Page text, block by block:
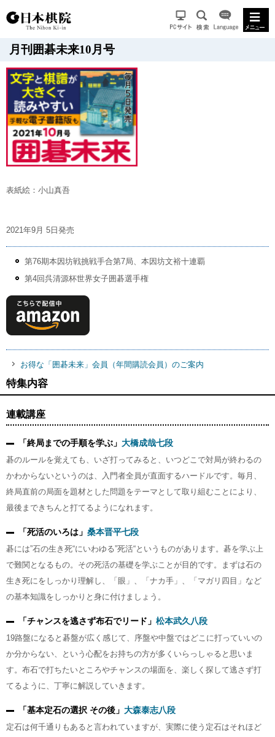
月刊囲碁未来10月号
表紙絵：小山真吾
2021年9月 5日発売
第76期本因坊戦挑戦手合第7局、本因坊文裕十連覇
第4回呉清源杯世界女子囲碁選手権
お得な「囲碁未来」会員（年間購読会員）のご案内
特集内容
連載講座
「終局までの手順を学ぶ」 大橋成哉七段
碁のルールを覚えても、いざ打ってみると、いつどこで対局が終わるの
かわからないというのは、入門者全員が直面するハードルです。毎月、
終局直前の局面を題材とした問題をテーマとして取り組むことにより、
最後まできちんと打てるようになれます。
「死活のいろは」 桑本晋平七段
碁には”石の生き死“にいわゆる”死活“というものがあります。碁を学ぶ上
で難関となるもの。その死活の基礎を学ぶことが目的です。まずは石の
生き死にをしっかり理解し、「眼」、「ナカ手」、「マガリ四目」など
の基本知識をしっかりと身に付けましょう。
「チャンスを逃さず布石でリード」 松本武久八段
19路盤になると碁盤が広く感じて、序盤や中盤ではどこに打っていいの
か分からない、という心配をお持ちの方が多くいらっしゃると思いま
す。布石で打ちたいところやチャンスの場面を、楽しく探して逃さず打
てるように、丁寧に解説していきます。
「基本定石の選択 その後」 大森泰志八段
定石は何千通りもあると言われていますが、実際に使う定石はそれほど